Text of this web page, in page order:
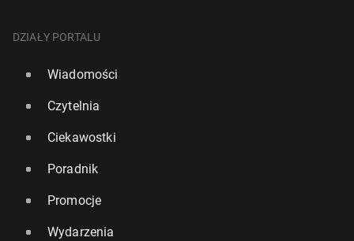
DZIAŁY PORTALU
Wiadomości
Czytelnia
Ciekawostki
Poradnik
Promocje
Wydarzenia